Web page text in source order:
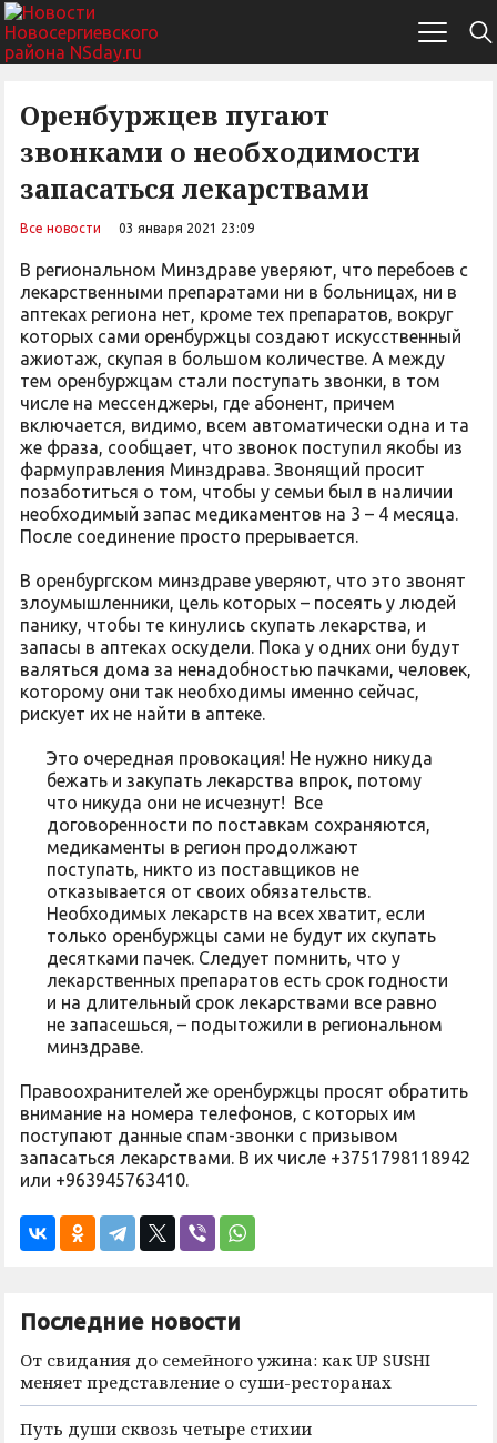
Оренбуржцев пугают
звонками о необходимости
запасаться лекарствами
Все новости 03 января 2021 23:09
В региональном Минздраве уверяют, что перебоев с
лекарственными препаратами ни в больницах, ни в
аптеках региона нет, кроме тех препаратов, вокруг
которых сами оренбуржцы создают искусственный
ажиотаж, скупая в большом количестве. А между
тем оренбуржцам стали поступать звонки, в том
числе на мессенджеры, где абонент, причем
включается, видимо, всем автоматически одна и та
же фраза, сообщает, что звонок поступил якобы из
фармуправления Минздрава. Звонящий просит
позаботиться о том, чтобы у семьи был в наличии
необходимый запас медикаментов на 3 – 4 месяца.
После соединение просто прерывается.
В оренбургском минздраве уверяют, что это звонят
злоумышленники, цель которых – посеять у людей
панику, чтобы те кинулись скупать лекарства, и
запасы в аптеках оскудели. Пока у одних они будут
валяться дома за ненадобностью пачками, человек,
которому они так необходимы именно сейчас,
рискует их не найти в аптеке.
Это очередная провокация! Не нужно никуда
бежать и закупать лекарства впрок, потому
что никуда они не исчезнут! Все
договоренности по поставкам сохраняются,
медикаменты в регион продолжают
поступать, никто из поставщиков не
отказывается от своих обязательств.
Необходимых лекарств на всех хватит, если
только оренбуржцы сами не будут их скупать
десятками пачек. Следует помнить, что у
лекарственных препаратов есть срок годности
и на длительный срок лекарствами все равно
не запасешься, – подытожили в региональном
минздраве.
Правоохранителей же оренбуржцы просят обратить
внимание на номера телефонов, с которых им
поступают данные спам-звонки с призывом
запасаться лекарствами. В их числе +3751798118942
или +963945763410.
Последние новости
От свидания до семейного ужина: как UP SUSHI
меняет представление о суши-ресторанах
Путь души сквозь четыре стихии